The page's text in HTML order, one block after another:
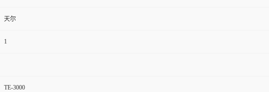
天尔
1
TE-3000